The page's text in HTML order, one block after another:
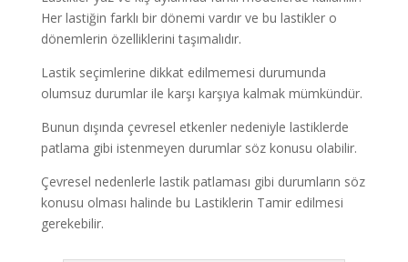
Her lastiğin farklı bir dönemi vardır ve bu lastikler o
dönemlerin özelliklerini taşımalıdır.
Lastik seçimlerine dikkat edilmemesi durumunda
olumsuz durumlar ile karşı karşıya kalmak mümkündür.
Bunun dışında çevresel etkenler nedeniyle lastiklerde
patlama gibi istenmeyen durumlar söz konusu olabilir.
Çevresel nedenlerle lastik patlaması gibi durumların söz
konusu olması halinde bu Lastiklerin Tamir edilmesi
gerekebilir.